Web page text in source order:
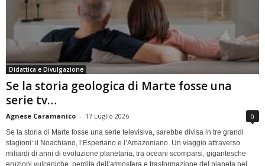
Didattica e Divulgazione
Se la storia geologica di Marte fosse una
serie tv…
Agnese Caramanico - 17 Luglio 2026 0
Se la storia di Marte fosse una serie televisiva, sarebbe divisa in tre grandi
stagioni: il Noachiano, l’Esperiano e l’Amazoniano. Un viaggio attraverso
miliardi di anni di evoluzione planetaria, tra oceani scomparsi, gigantesche